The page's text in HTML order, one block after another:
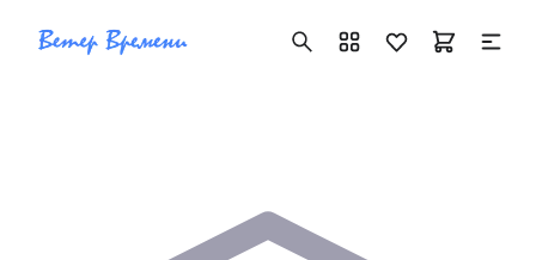
+7 ( 705 ) 181-42-50